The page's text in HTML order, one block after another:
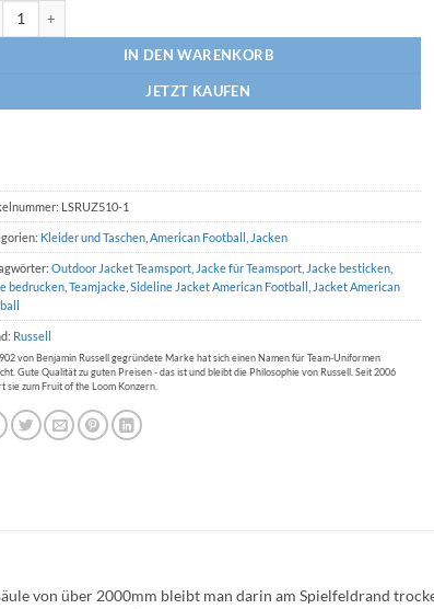
Jacke Russell Hydra Jacket inklusive gesticktem Clublogo Menge
IN DEN WARENKORB
JETZT KAUFEN
LSRUZ510-1
Kleider und Taschen, American Football Jacken
Outdoor Jacket Teamsport, Jacke für Teamsport, Jacke besticken,
bedrucken, Teamjacke, Sideline Jacket American Football Jacket American
Russell
von Benjamin Russell gegründete Marke hat sich einen Namen für Team-Uniformen
Gute Qualität zu guten Preisen - das ist und bleibt die Philosophie von Russell. Seit 2006
sie zum Fruit of the Loom Konzern.
von über 2000mm bleibt man darin am Spielfeldrand